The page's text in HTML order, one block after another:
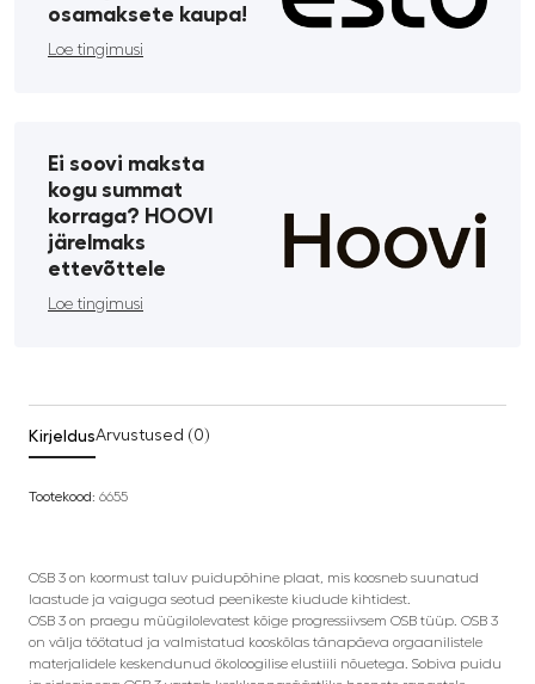
osamaksete kaupa!
Loe tingimusi
Ei soovi maksta
kogu summat
korraga? HOOVI
järelmaks
ettevõttele
Loe tingimusi
KirjeldusArvustused (0)
Tootekood: 6655
OSB 3 on koormust taluv puidupõhine plaat, mis koosneb suunatud
laastude ja vaiguga seotud peenikeste kiudude kihtidest.
OSB 3 on praegu müügilolevatest kõige progressiivsem OSB tüüp. OSB 3
on välja töötatud ja valmistatud kooskõlas tänapäeva orgaanilistele
materjalidele keskendunud ökoloogilise elustiili nõuetega. Sobiva puidu